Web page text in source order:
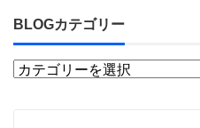
BLOGカテゴリー